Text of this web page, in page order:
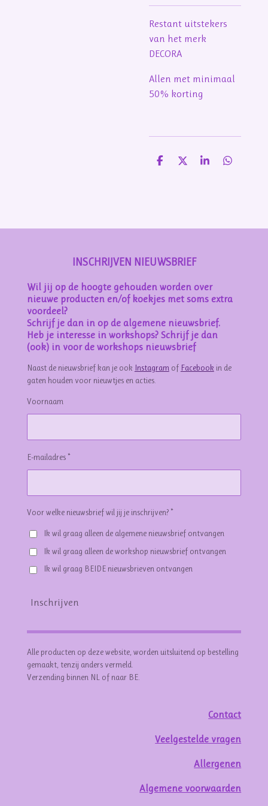
Restant uitstekers
van het merk
DECORA
Allen met minimaal
50% korting
D
D
S
D
INSCHRIJVEN NIEUWSBRIEF
Wil jij op de hoogte gehouden worden over
nieuwe producten en/of koekjes met soms extra
voordeel?
Schrijf je dan in op de algemene nieuwsbrief.
Heb je interesse in workshops? Schrijf je dan
(ook) in voor de workshops nieuwsbrief
Naast de nieuwsbrief kan je ook Instagram of Facebook in de
gaten houden voor nieuwtjes en acties.
Voornaam
E-mailadres *
Voor welke nieuwsbrief wil jij je inschrijven? *
Ik wil graag alleen de algemene nieuwsbrief ontvangen
Ik wil graag alleen de workshop nieuwsbrief ontvangen
Ik wil graag BEIDE nieuwsbrieven ontvangen
Inschrijven
Alle producten op deze website, worden uitsluitend op bestelling
gemaakt, tenzij anders vermeld.
Verzending binnen NL of naar BE.
Contact
Veelgestelde vragen
Allergenen
Algemene voorwaarden